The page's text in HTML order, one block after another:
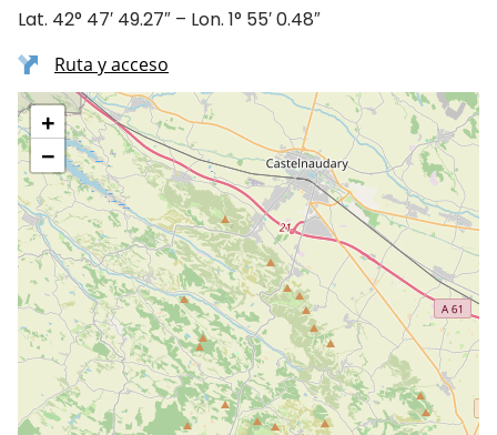
Lat. 42° 47′ 49.27″ – Lon. 1° 55′ 0.48″
Ruta y acceso
+
−